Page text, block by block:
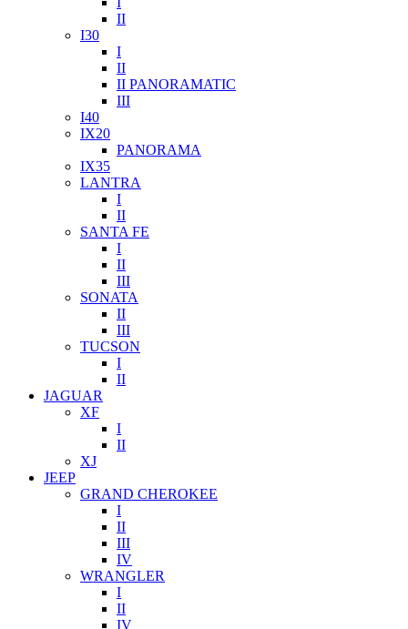
II
I30
I
II
II PANORAMATIC
III
I40
IX20
PANORAMA
IX35
LANTRA
I
II
SANTA FE
I
II
III
SONATA
II
III
TUCSON
I
II
JAGUAR
XF
I
II
XJ
JEEP
GRAND CHEROKEE
I
II
III
IV
WRANGLER
I
II
IV